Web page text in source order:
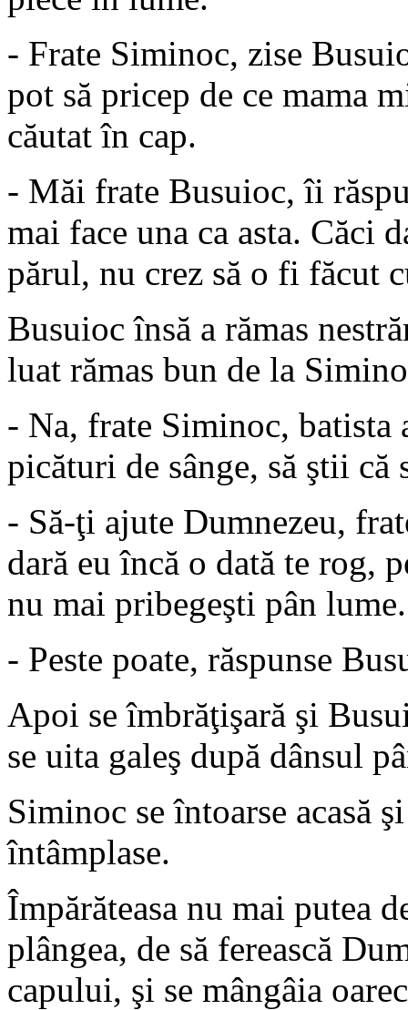
- Frate Siminoc, zise
pot să pricep de ce mama
căutat în cap.
- Măi frate Busuioc, îi
mai face una ca asta. Căci
părul, nu crez să o fi făcut
Busuioc însă a rămas
luat rămas bun de la
- Na, frate Siminoc, batista
picături de sânge, să ştii că
- Să-ţi ajute Dumnezeu,
dară eu încă o dată te rog,
nu mai pribegeşti pân lume.
- Peste poate, răspunse
Apoi se îmbrăţişară şi
se uita galeş după dânsul
Siminoc se întoarse acasă
întâmplase.
Împărăteasa nu mai putea
plângea, de să ferească
capului, şi se mângâia